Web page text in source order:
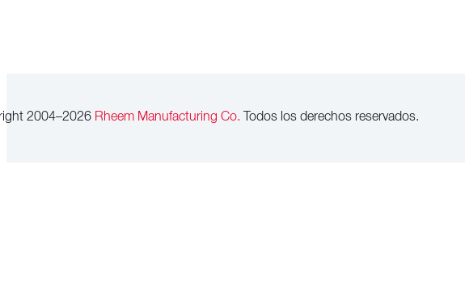
2004–2026Rheem Manufacturing Co. Todos los derechos reservados.